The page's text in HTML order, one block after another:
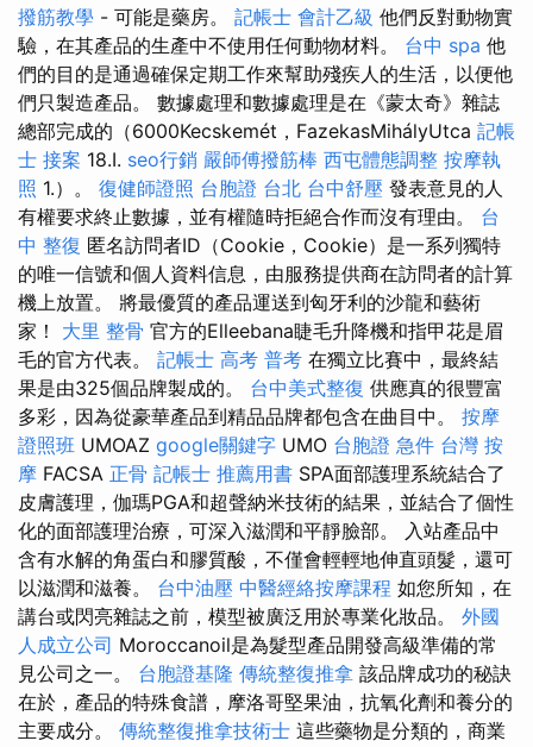
撥筋教學 - 可能是藥房。 記帳士 會計乙級 他們反對動物實
驗，在其產品的生產中不使用任何動物材料。 台中 spa 他
們的目的是通過確保定期工作來幫助殘疾人的生活，以便他
們只製造產品。 數據處理和數據處理是在《蒙太奇》雜誌
總部完成的（6000Kecskemét，FazekasMihályUtca 記帳
士 接案 18.I. seo行銷 嚴師傅撥筋棒 西屯體態調整 按摩執
照 1.）。 復健師證照 台胞證 台北 台中舒壓 發表意見的人
有權要求終止數據，並有權隨時拒絕合作而沒有理由。 台
中 整復 匿名訪問者ID（Cookie，Cookie）是一系列獨特
的唯一信號和個人資料信息，由服務提供商在訪問者的計算
機上放置。 將最優質的產品運送到匈牙利的沙龍和藝術
家！ 大里 整骨 官方的Elleebana睫毛升降機和指甲花是眉
毛的官方代表。 記帳士 高考 普考 在獨立比賽中，最終結
果是由325個品牌製成的。 台中美式整復 供應真的很豐富
多彩，因為從豪華產品到精品品牌都包含在曲目中。 按摩
證照班 UMOAZ google關鍵字 UMO 台胞證 急件 台灣 按
摩 FACSA 正骨 記帳士 推薦用書 SPA面部護理系統結合了
皮膚護理，伽瑪PGA和超聲納米技術的結果，並結合了個性
化的面部護理治療，可深入滋潤和平靜臉部。 入站產品中
含有水解的角蛋白和膠質酸，不僅會輕輕地伸直頭髮，還可
以滋潤和滋養。 台中油壓 中醫經絡按摩課程 如您所知，在
講台或閃亮雜誌之前，模型被廣泛用於專業化妝品。 外國
人成立公司 Moroccanoil是為髮型產品開發高級準備的常
見公司之一。 台胞證基隆 傳統整復推拿 該品牌成功的秘訣
在於，產品的特殊食譜，摩洛哥堅果油，抗氧化劑和養分的
主要成分。 傳統整復推拿技術士 這些藥物是分類的，商業